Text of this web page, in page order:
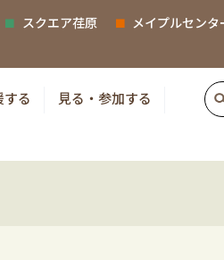
スクエア荏原 メイプルセンタ
る
見る・参加する